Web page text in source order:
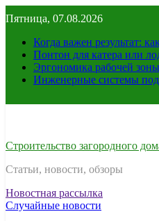
к
содержимому
Пятница, 07.08.2026
Когда важен результат:
Понтон для катера или
Эргономика рабочей
Инженерные системы
Строительство загородного
Статьи, новости, обзоры
Новостная рассылка
Случайные новости